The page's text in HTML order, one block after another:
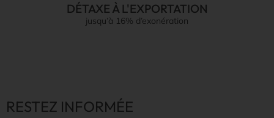
DÉTAXE À L'EXPORTATION
jusqu’à 16% d’exonération
RESTEZ INFORMÉE